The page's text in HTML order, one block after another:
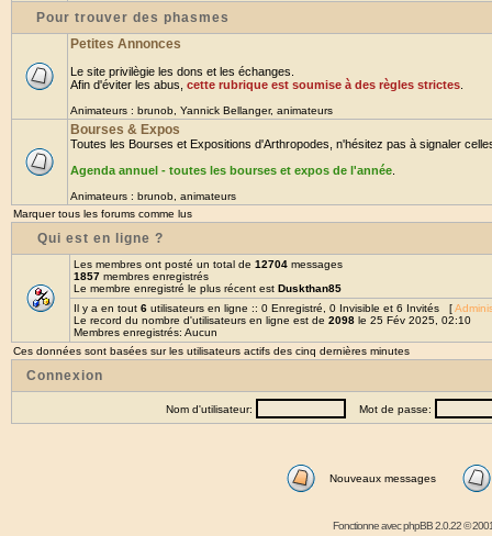
Pour trouver des phasmes
Petites Annonces
Le site privilègie les dons et les échanges.
Afin d'éviter les abus, cette rubrique est soumise à des règles strictes
Animateurs : brunob Yannick Bellanger, animateurs
Bourses & Expos
Toutes les Bourses et Expositions d'Arthropodes, n'hésitez pas à signaler
Agenda annuel - toutes les bourses et expos de l'année
Animateurs : brunob animateurs
Marquer tous les forums comme lus
Qui est en ligne ?
Les membres ont posté un total de 12704 messages
1857 membres enregistrés
Le membre enregistré le plus récent est Duskthan85
Il y a en tout 6 utilisateurs en ligne :: 0 Enregistré, 0 Invisible et 6 Invités [
Le record du nombre d'utilisateurs en ligne est de 2098 le 25 Fév 2025, 02:10
Membres enregistrés: Aucun
Ces données sont basées sur les utilisateurs actifs des cinq dernières minutes
Connexion
Nom d'utilisateur: Mot de passe:
Nouveaux messages
Fonctionne avecphpBB2.0.22 ©